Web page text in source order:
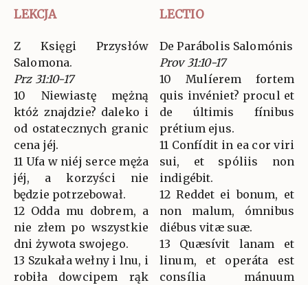
LEKCJA LECTIO
Z Księgi Przysłów
Salomona.
Prz 31:10-17
10 Niewiastę mężną
któż znajdzie? daleko i
od ostatecznych granic
cena jéj.
11 Ufa w niéj serce męża
jéj, a korzyści nie
będzie potrzebował.
12 Odda mu dobrem, a
nie złem po wszystkie
dni żywota swojego.
13 Szukała wełny i lnu, i
robiła dowcipem rąk
De Parábolis Salomónis
Prov 31:10-17
10 Mulíerem fortem
quis invéniet? procul et
de últimis fínibus
prétium ejus.
11 Confídit in ea cor viri
sui, et spóliis non
indigébit.
12 Reddet ei bonum, et
non malum, ómnibus
diébus vitæ suæ.
13 Quæsívit lanam et
linum, et operáta est
consília mánuum